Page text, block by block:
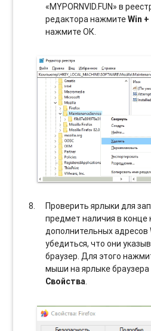
«MYPORNVID.FUN» в
редактора нажмитеWin +
нажмите ОК.
Проверить ярлыки для
предмет наличия в конце
дополнительных адресов
убедиться, что они
браузер. Для этого
мыши на ярлыке
Свойства.